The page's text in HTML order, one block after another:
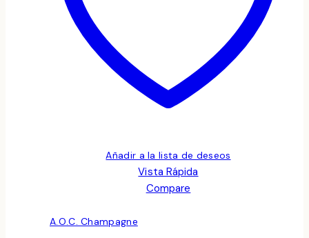
Añadir a la lista de deseos
Vista Rápida
Compare
A.O.C. Champagne